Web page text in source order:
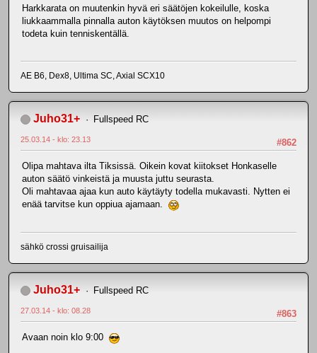
Harkkarata on muutenkin hyvä eri säätöjen kokeilulle, koska
liukkaammalla pinnalla auton käytöksen muutos on helpompi
todeta kuin tenniskentällä.
AE B6, Dex8, Ultima SC, Axial SCX10
Juho31+ Fullspeed RC
#862
25.03.14 - klo: 23.13
Olipa mahtava ilta Tiksissä. Oikein kovat kiitokset Honkaselle
auton säätö vinkeistä ja muusta juttu seurasta.
Oli mahtavaa ajaa kun auto käytäyty todella mukavasti. Nytten ei
enää tarvitse kun oppiua ajamaan.
sähkö crossi gruisailija
Juho31+ Fullspeed RC
#863
27.03.14 - klo: 08.28
Avaan noin klo 9:00